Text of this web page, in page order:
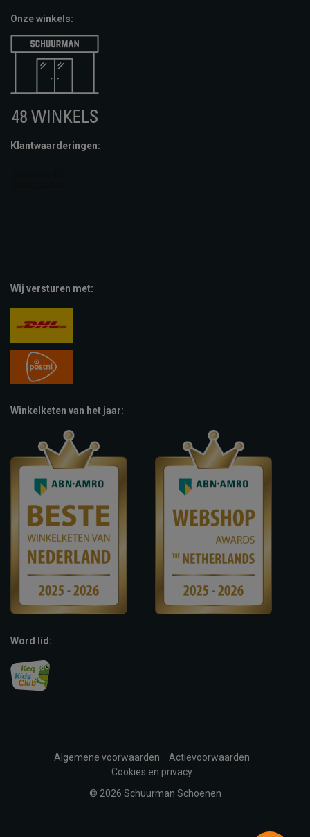
Onze winkels:
Klantwaarderingen:
Wij versturen met:
Winkelketen van het jaar:
Word lid:
Algemene voorwaarden
Actievoorwaarden
Cookies en privacy
© 2026 Schuurman Schoenen